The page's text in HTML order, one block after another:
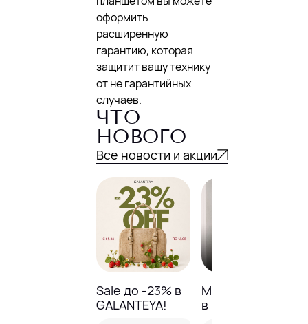
оформить
расширенную
гарантию, которая
защитит вашу технику
от не гарантийных
случаев.
ЧТО
НОВОГО
Все новости и акции
Sale до -23% в
GALANTEYA!
Модный базар
в NELVA